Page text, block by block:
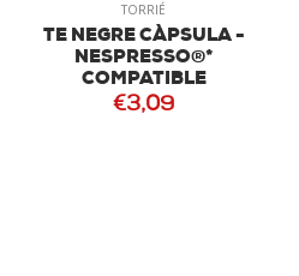
TORRIÉ
TE NEGRE CÀPSULA -
NESPRESSO®*
COMPATIBLE
€3,09